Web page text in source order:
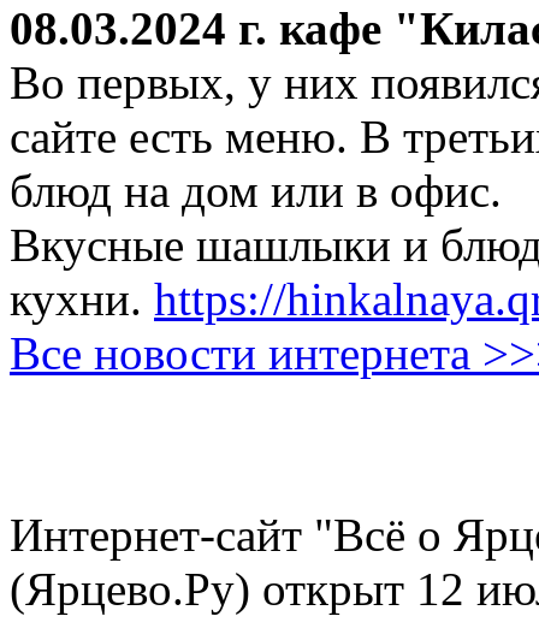
08.03.2024 г. кафе
Во первых, у них
сайте есть меню. В
блюд на дом или в офис.
Вкусные шашлыки и
кухни. https://
Все новости интернета
Интернет-сайт "Всё о
(Ярцево.Ру) открыт 12